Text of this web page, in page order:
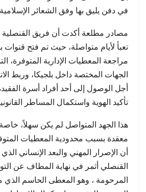
في دفن يليق بها وفق الشعائر
مصادر مطلعة أكدت أن فريق القنصلية
تعبأ لأيام متواصلة، حيث تم فتح
مراجعة المعطيات الإدارية المتوفرة،
الجهات المختصة داخل بلجيكا، وربط
أجل الوصول إلى أحد أفراد أسرة
تأكيد الهوية واستكمال المساطر
هذا الجهد المتواصل لم يكن سهلاً،
معقدة بسبب محدودية المعطيات
أن الإصرار المهني والبعد الإنساني
القنصلي أثمر في نهاية المطاف عن
المرحومة ، وهو المعطى الحاسم الذي